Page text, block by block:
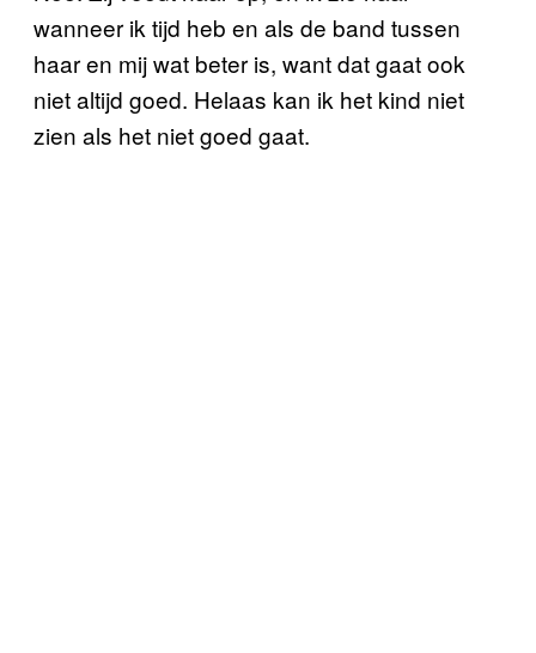
wanneer ik tijd heb en als de band tussen
haar en mij wat beter is, want dat gaat ook
niet altijd goed. Helaas kan ik het kind niet
zien als het niet goed gaat.